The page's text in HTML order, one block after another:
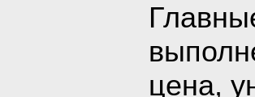
цена,